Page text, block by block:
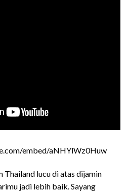
embed/aNHYlWz0Huw
Thailand lucudi atas dijamin
jadi lebih baik. Sayang